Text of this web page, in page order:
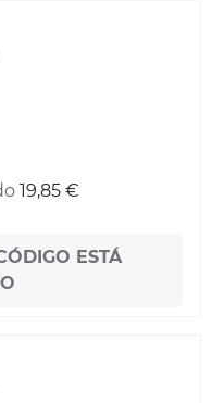
19,85 €
ESTÁ